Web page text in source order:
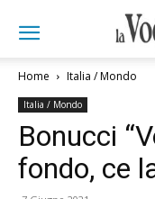
Home Italia / Mondo
Italia / Mondo
Bonucci
fondo, ce